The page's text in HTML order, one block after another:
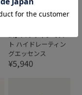
L&B
ム】パラディシミス
ト ハイドレーティン
グエッセンス
¥5,940